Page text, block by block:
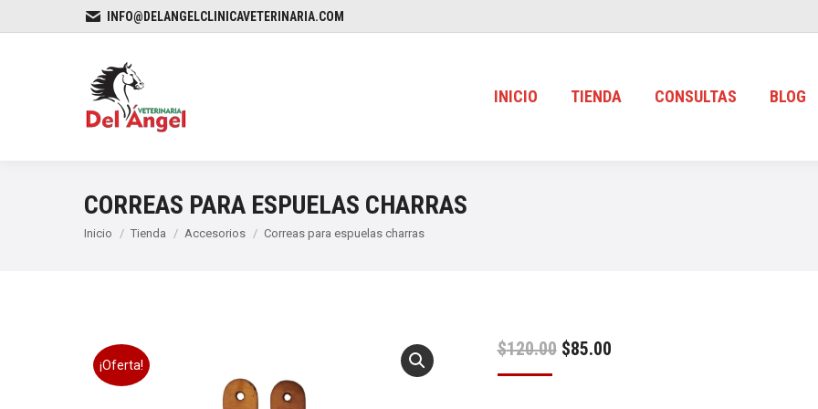
INFO@DELANGELCLINICAVETERINARIA.COM
INICIO TIENDA CONSULTAS BLOG
CORREAS PARA ESPUELAS CHARRAS
Estás aquí:
Inicio Tienda Accesorios Correas para espuelas charras
¡Oferta!
$120.00 Original
$85.00Current